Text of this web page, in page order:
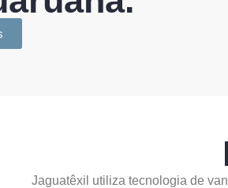
Jaguatêxil utiliza tecnologia de